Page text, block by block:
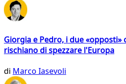
Giorgia e Pedro, i due
rischiano di spezzare l'Europa
di Marco Iasevoli